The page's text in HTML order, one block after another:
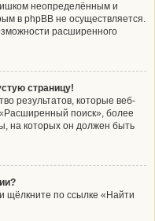
неопределённым и
в phpBB не осуществляется.
расширенного
страницу!
результатов, которые веб-
поиск», более
на которых он должен быть
щёлкните по ссылке «Найти